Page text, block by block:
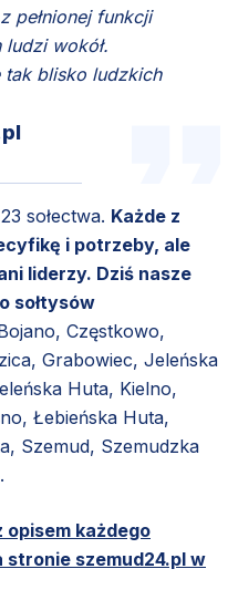
pełnionej funkcji
wokół.
tak blisko ludzkich
sołectwa. Każde z
i potrzeby, ale
liderzy. Dziś nasze
sołtysów
Częstkowo,
Grabowiec, Jeleńska
Huta, Kielno,
Łebieńska Huta,
Szemud, Szemudzka
każdego
stronie szemud24.pl w